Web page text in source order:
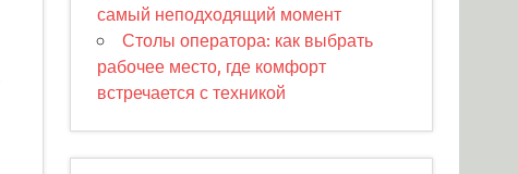
самый неподходящий момент
Столы оператора: как выбрать
рабочее место, где комфорт
встречается с техникой